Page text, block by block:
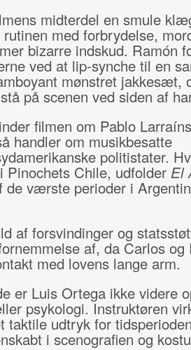
midterdel en smule
med forbrydelse,
bizarre indskud. Ramón
ved at lip-synche til en
mønstret jakkesæt,
på scenen ved siden af
filmen om Pablo
handler om musikbesatte
politistater.
Pinochets Chile, udfolder El
værste perioder i
af forsvindinger og
af, da Carlos og
med lovens lange arm.
er Luis Ortega ikke videre
psykologi. Instruktøren
taktile udtryk for
i scenografien og